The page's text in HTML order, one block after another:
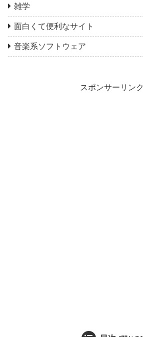
雑学
面白くて便利なサイト
音楽系ソフトウェア
スポンサーリンク